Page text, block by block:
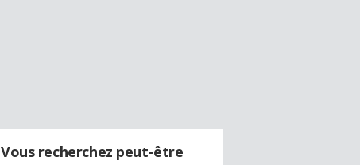
Vous recherchez peut-être